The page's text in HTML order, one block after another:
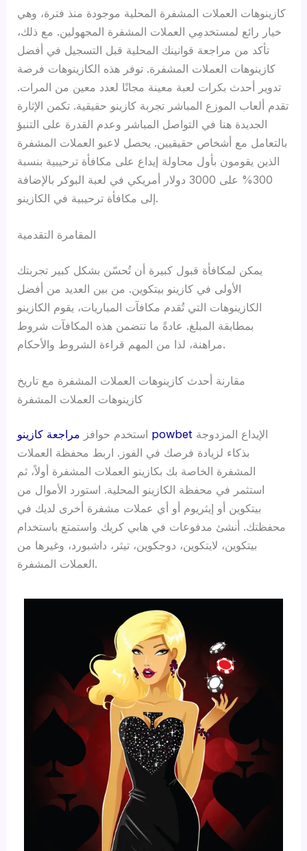
كازينوهات العملات المشفرة المحلية موجودة منذ فترة، وهي
خيار رائع لمستخدمِي العملات المشفرة المجهولين. مع ذلك،
تأكد من مراجعة قوانينك المحلية قبل التسجيل في أفضل
كازينوهات العملات المشفرة. توفر هذه الكازينوهات فرصة
تدوير أحدث بكرات لعبة معينة مجانًا لعدد معين من المرات.
تقدم ألعاب الموزع المباشر تجربة كازينو حقيقية. تكمن الإثارة
الجديدة هنا في التواصل المباشر وعدم القدرة على التنبؤ
بالتعامل مع أشخاص حقيقيين. يحصل لاعبو العملات المشفرة
الذين يقومون بأول محاولة إيداع على مكافأة ترحيبية بنسبة
300% على 3000 دولار أمريكي في لعبة البوكر بالإضافة
إلى مكافأة ترحيبية في الكازينو.
المقامرة التقدمية
يمكن لمكافأة قبول كبيرة أن تُحسّن بشكل كبير تجربتك
الأولى في كازينو بيتكوين. من بين العديد من أفضل
الكازينوهات التي تُقدم مكافآت المباريات، يقوم الكازينو
بمطابقة المبلغ. عادةً ما تتضمن هذه المكافآت شروط
مراهنة، لذا من المهم قراءة الشروط والأحكام.
مقارنة أحدث كازينوهات العملات المشفرة مع تاريخ
كازينوهات العملات المشفرة
استخدم حوافز مراجعة كازينو powbet
بذكاء لزيادة فرصك في الفوز. اربط محفظة العملات
المشفرة الخاصة بك بكازينو العملات المشفرة أولاً، ثم
استثمر في محفظة الكازينو المحلية. استورد الأموال من
بيتكوين أو إيثريوم أو أي عملات مشفرة أخرى لديك في
محفظتك. أنشئ مدفوعات في هابي كريك واستمتع باستخدام
بيتكوين، لايتكوين، دوجكوين، تيثر، داشبورد، وغيرها من
العملات المشفرة.